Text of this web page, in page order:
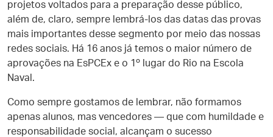
projetos voltados para a preparação desse público,
além de, claro, sempre lembrá-los das datas das provas
mais importantes desse segmento por meio das nossas
redes sociais. Há 16 anos já temos o maior número de
aprovações na EsPCEx e o 1º lugar do Rio na Escola
Naval.
Como sempre gostamos de lembrar, não formamos
apenas alunos, mas vencedores — que com humildade e
responsabilidade social, alcançam o sucesso